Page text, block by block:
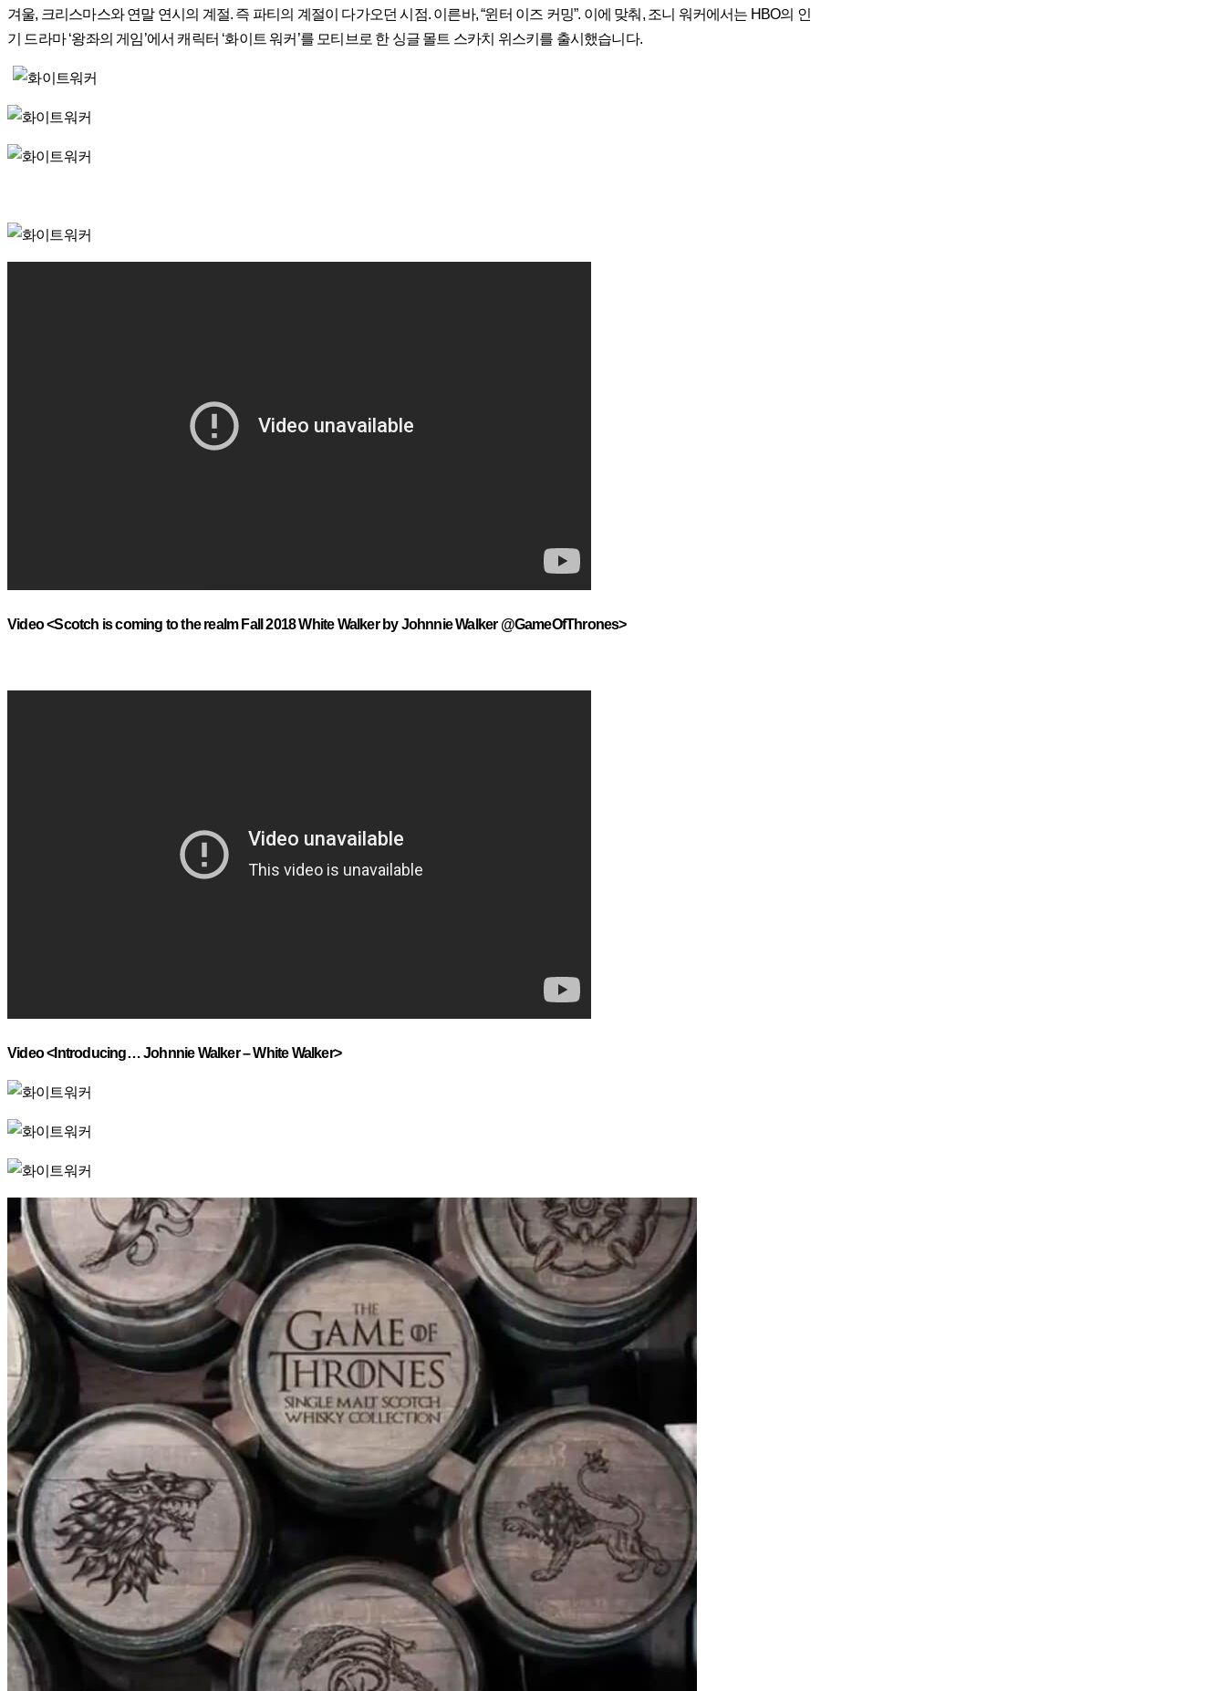
겨울, 크리스마스와 연말 연시의 계절. 즉 파티의 계절이 다가오던 시점. 이른바, “윈터 이즈 커밍”. 이에 맞춰, 조니 워커에서는 HBO의 인
기 드라마 ‘왕좌의 게임’에서 캐릭터 ‘화이트 워커’를 모티브로 한 싱글 몰트 스카치 위스키를 출시했습니다.
Video <Scotch is coming to the realm Fall 2018 White Walker by Johnnie Walker @GameOfThrones>
Video <Introducing… Johnnie Walker – White Walker>